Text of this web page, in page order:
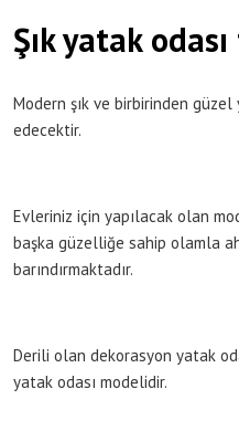
Şık yatak odası
Modern şık ve birbirinden
edecektir.
Evleriniz için yapılacak olan
başka güzelliğe sahip olamla
barındırmaktadır.
Derili olan dekorasyon yatak
yatak odası modelidir.